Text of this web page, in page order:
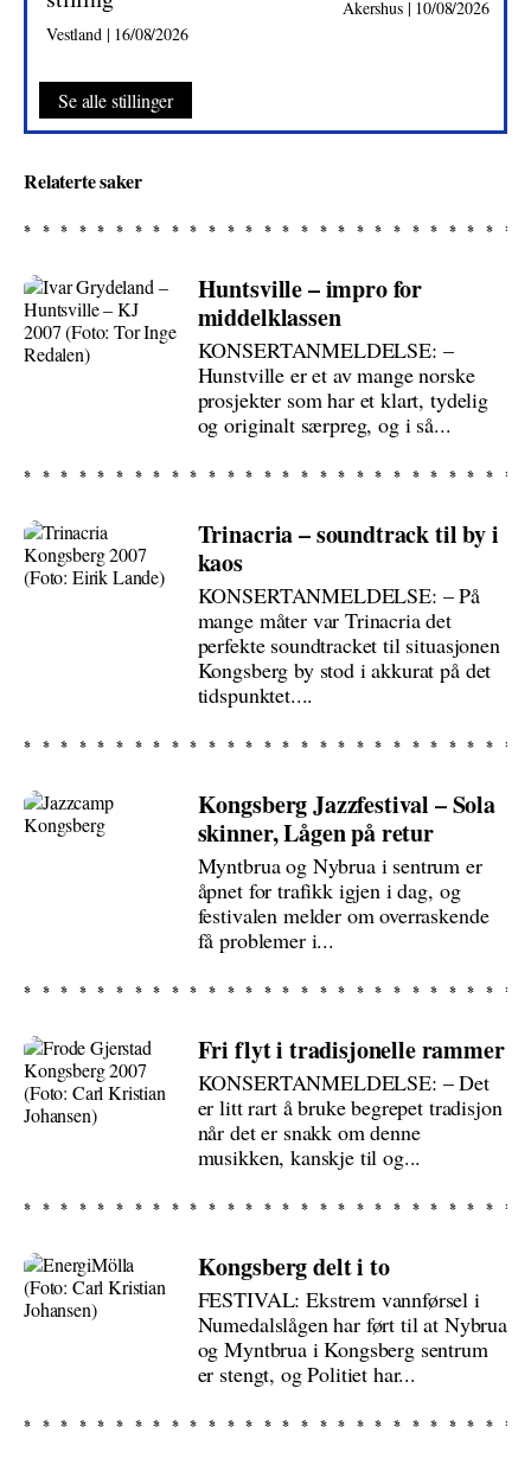
Vestland | 16/08/2026
Akershus | 10/08/2026
Se alle stillinger
Relaterte saker
Huntsville – impro for
middelklassen
KONSERTANMELDELSE: –
Hunstville er et av mange norske
prosjekter som har et klart, tydelig
og originalt særpreg, og i så...
Trinacria – soundtrack til by i
kaos
KONSERTANMELDELSE: – På
mange måter var Trinacria det
perfekte soundtracket til situasjonen
Kongsberg by stod i akkurat på det
tidspunktet....
Kongsberg Jazzfestival – Sola
skinner, Lågen på retur
Myntbrua og Nybrua i sentrum er
åpnet for trafikk igjen i dag, og
festivalen melder om overraskende
få problemer i...
Fri flyt i tradisjonelle rammer
KONSERTANMELDELSE: – Det
er litt rart å bruke begrepet tradisjon
når det er snakk om denne
musikken, kanskje til og...
Kongsberg delt i to
FESTIVAL: Ekstrem vannførsel i
Numedalslågen har ført til at Nybrua
og Myntbrua i Kongsberg sentrum
er stengt, og Politiet har...